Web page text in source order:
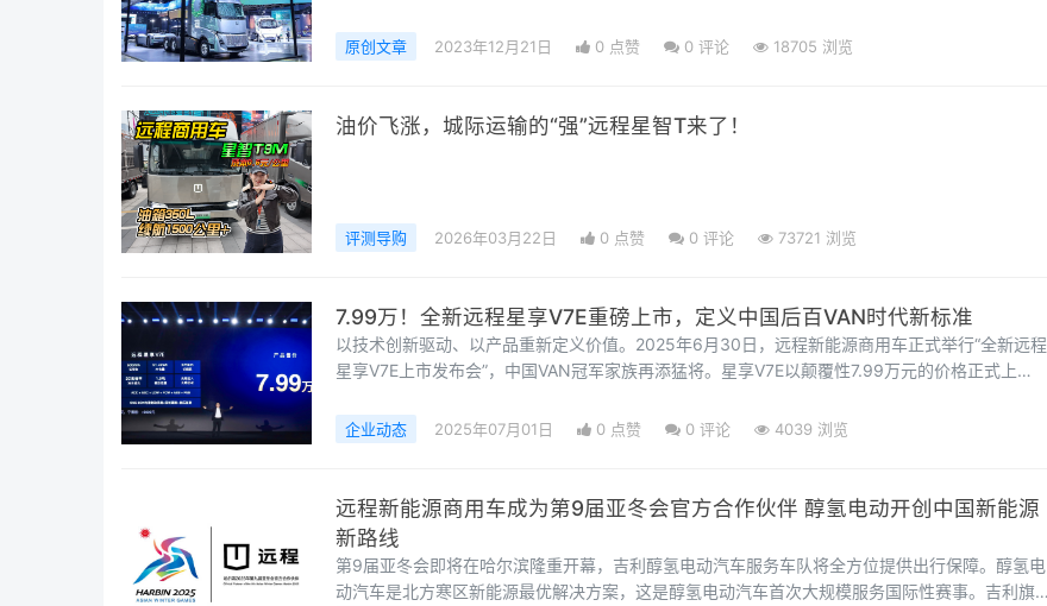
新能源商用车的市场占有率达到了21.6%，也就是说，五台新能源商用车中，就有一台是远程。此
次远程日不仅发布了远程新能源商用车的技
原创文章 2023年12月21日 0 点赞 0 评论 18705 浏览
油价飞涨，城际运输的“强”远程星智T来了！
评测导购 2026年03月22日 0 点赞 0 评论 73721 浏览
7.99万！全新远程星享V7E重磅上市，定义中国后百VAN时代新标准
以技术创新驱动、以产品重新定义价值。2025年6月30日，远程新能源商用车正式举行“全新远程
星享V7E上市发布会”，中国VAN冠军家族再添猛将。星享V7E以颠覆性7.99万元的价格正式上
优势，重新定义城配、城际物流市场价值生态。7.99万没有“起”，科技重构价值认知随着物流运输
行业竞争的逐渐白热化，用户养车用车
企业动态 2025年07月01日 0 点赞 0 评论 4039 浏览
远程新能源商用车成为第9届亚冬会官方合作伙伴 醇氢电动开创中国新能源
新路线
第9届亚冬会即将在哈尔滨隆重开幕，吉利醇氢电动汽车服务车队将全方位提供出行保障。醇氢电
动汽车是北方寒区新能源最优解决方案，这是醇氢电动汽车首次大规模服务国际性赛事。吉利旗